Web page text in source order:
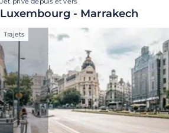
Luxembourg - Marrakech
Trajets